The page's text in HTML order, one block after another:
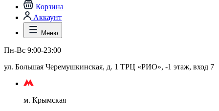
Корзина
Аккаунт
Меню
Пн-Вс 9:00-23:00
ул. Большая Черемушкинская, д. 1 ТРЦ «РИО», -1 этаж, вход 7
м. Крымская